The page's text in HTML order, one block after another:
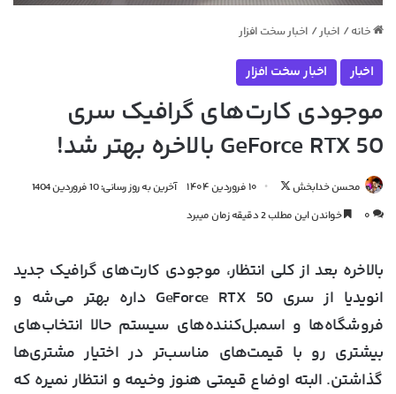
خانه / اخبار / اخبار سخت افزار
اخبار اخبار سخت افزار
موجودی کارت‌های گرافیک سری
GeForce RTX 50 بالاخره بهتر شد!
محسن خدابخش
دنبال
کردن
۱۰ فروردین ۱۴۰۴
آخرین به روز رسانی: 10 فروردین 1404
۰
خواندن این مطلب 2 دقیقه زمان میبرد
بالاخره بعد از کلی انتظار، موجودی کارت‌های گرافیک جدید
انویدیا از سریGeForce RTX 50 داره بهتر می‌شه و
فروشگاه‌ها و اسمبل‌کننده‌های سیستم حالا انتخاب‌های
بیشتری رو با قیمت‌های مناسب‌تر در اختیار مشتری‌ها
گذاشتن. البته اوضاع قیمتی هنوز وخیمه و انتظار نمیره که